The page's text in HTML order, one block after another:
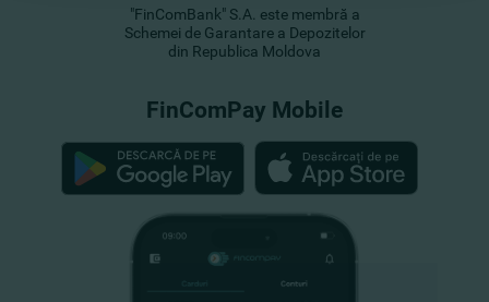
"FinComBank" S.A. este membră a
Schemei de Garantare a Depozitelor
din Republica Moldova
FinComPay Mobile